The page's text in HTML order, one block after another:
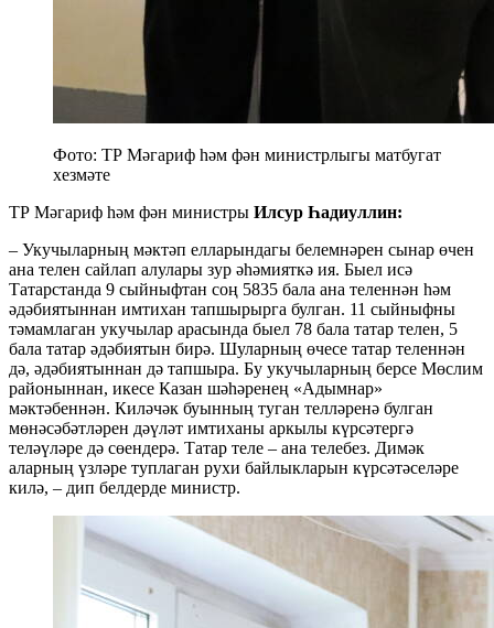
Фото: ТР Мәгариф һәм фән министрлыгы матбугат
хезмәте
ТР Мәгариф һәм фән министры Илсур Һадиуллин:
– Укучыларның мәктәп елларындагы белемнәрен сынар өчен
ана телен сайлап алулары зур әһәмияткә ия. Быел исә
Татарстанда 9 сыйныфтан соң 5835 бала ана теленнән һәм
әдәбиятыннан имтихан тапшырырга булган. 11 сыйныфны
тәмамлаган укучылар арасында быел 78 бала татар телен, 5
бала татар әдәбиятын бирә. Шуларның өчесе татар теленнән
дә, әдәбиятыннан дә тапшыра. Бу укучыларның берсе Мөслим
районыннан, икесе Казан шәһәренең «Адымнар»
мәктәбеннән. Киләчәк буынның туган телләренә булган
мөнәсәбәтләрен дәүләт имтиханы аркылы күрсәтергә
теләүләре дә сөендерә. Татар теле – ана телебез. Димәк
аларның үзләре туплаган рухи байлыкларын күрсәтәселәре
килә, – дип белдерде министр.